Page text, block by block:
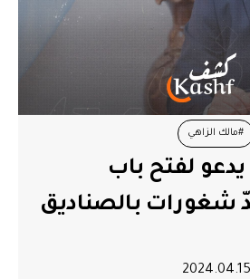
#مالك الزاهي
لفتح باب
شغورات بالصناديق
2024.04.15